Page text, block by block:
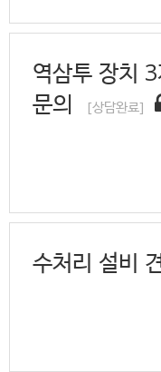
역삼투 장치
문의
[상담완료]
수처리 설비